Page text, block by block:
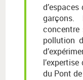
garçons.
pollution
du Pont